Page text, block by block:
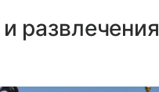
развлечения